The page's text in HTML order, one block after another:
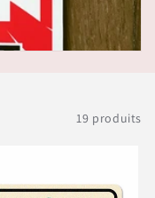
19 produits